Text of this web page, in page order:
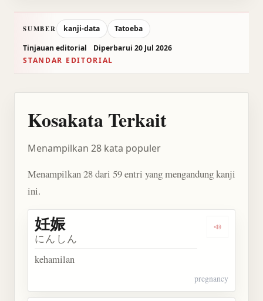
SUMBER kanji-data
Tatoeba
Tinjauan editorial
Diperbarui 20 Jul 2026
STANDAR EDITORIAL
Kosakata Terkait
Menampilkan 28 kata populer
Menampilkan 28 dari 59 entri yang mengandung kanji
ini.
Dengarkan
妊娠
にんしん
kehamilan
pregnancy